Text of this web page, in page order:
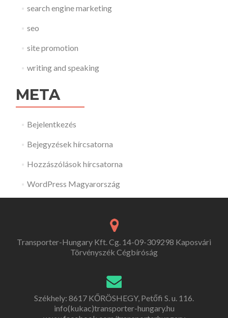
search engine marketing
seo
site promotion
writing and speaking
META
Bejelentkezés
Bejegyzések hírcsatorna
Hozzászólások hírcsatorna
WordPress Magyarország
Transporter-Hungary Kft. Cg. 14-09-309298 Kaposvári
Törvényszék Cégbíróság
Székhely: 8617 KŐRÖSHEGY, Petőfi S. u. 116.
info(kukac)transporter-hungary.hu